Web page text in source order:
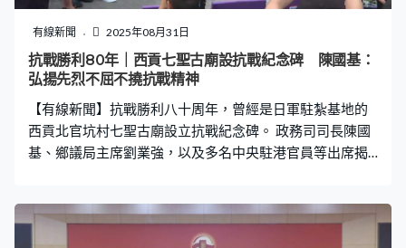
有線新聞 2025年08月31日
抗戰勝利80年｜西貢七聖古廟設抗戰紀念碑 陳國基：
弘揚先烈不屈不撓抗戰精神
【有線新聞】抗戰勝利八十周年，曾經是日軍駐紮基地的
西貢北官坑村七聖古廟設立抗戰紀念碑。 政務司司長陳國
基、鄉議局主席劉業強，以及多名中央駐港官員等出席揭
隊，在1944年冬天突襲古廟，殲滅現場全數日軍。他指立
碑是為了弘揚先烈不屈不撓的抗戰精神，又表示政府正在